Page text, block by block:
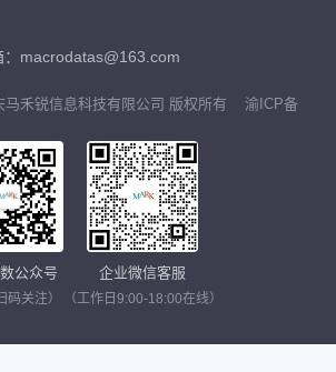
：macrodatas@163.com
禾锐信息科技有限公司 版权所有
渝ICP备
公众号
码关注）
企业微信客服
（工作日9:00-18:00在线）